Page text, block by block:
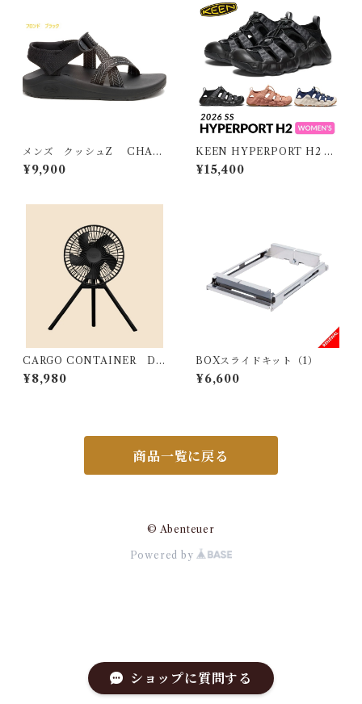
ショップに質問する
メンズ クッシュZ CHAC
O
¥9,900
KEEN HYPERPORT H2 W
OMEN キーン ハイパーポー
ト エイチツー ウィメンズ
¥15,400
CARGO CONTAINER DU
AL FAN - M
¥8,980
BOXスライドキット（1）
¥6,600
商品一覧に戻る
© Abenteuer
Powered by